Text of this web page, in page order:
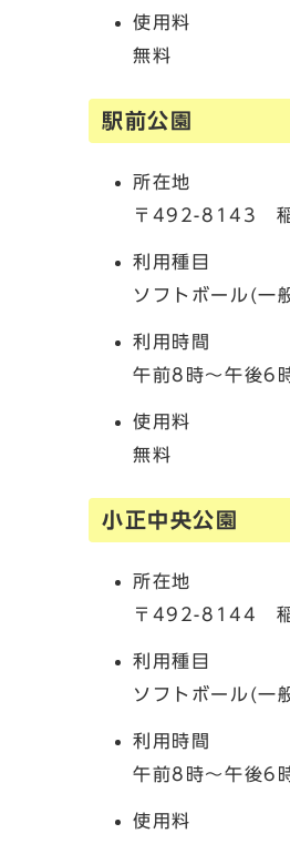
使用料
無料
駅前公園
所在地
〒492-8143 稲
利用種目
ソフトボール(一
利用時間
午前8時～午後6
使用料
無料
小正中央公園
所在地
〒492-8144 稲
利用種目
ソフトボール(一
利用時間
午前8時～午後6
使用料